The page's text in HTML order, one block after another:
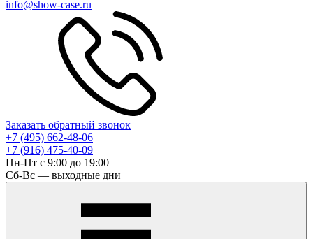
info@show-case.ru
Заказать обратный звонок
+7 (495) 662-48-06
+7 (916) 475-40-09
Пн-Пт с 9:00 до 19:00
Сб-Вс — выходные дни